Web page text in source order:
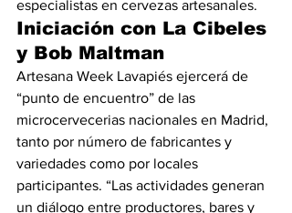
especialistas en cervezas artesanales.
Iniciación con La Cibeles
y Bob Maltman
Artesana Week Lavapiés ejercerá de
“punto de encuentro” de las
microcervecerias nacionales en Madrid,
tanto por número de fabricantes y
variedades como por locales
participantes. “Las actividades generan
un diálogo entre productores, bares y